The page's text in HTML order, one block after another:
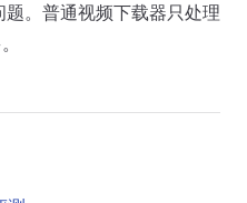
。普通视频下载器只处理